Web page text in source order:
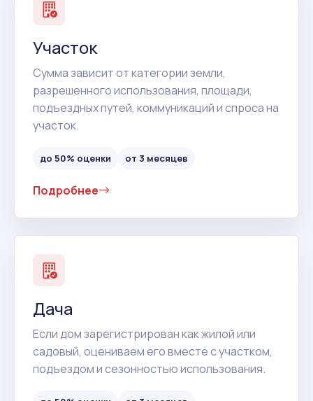
Участок
Сумма зависит от категории земли,
разрешенного использования, площади,
подъездных путей, коммуникаций и спроса на
участок.
до 50% оценки от 3 месяцев
Подробнее
Дача
Если дом зарегистрирован как жилой или
садовый, оцениваем его вместе с участком,
подъездом и сезонностью использования.